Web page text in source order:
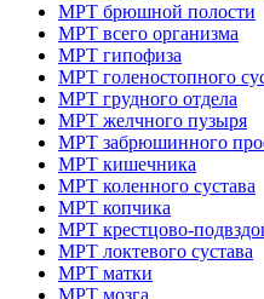
МРТ брюшной полости
МРТ всего организма
МРТ гипофиза
МРТ голеностопного
МРТ грудного отдела
МРТ желчного пузыря
МРТ забрюшинного
МРТ кишечника
МРТ коленного сустава
МРТ копчика
МРТ крестцово-
МРТ локтевого сустава
МРТ матки
МРТ мозга